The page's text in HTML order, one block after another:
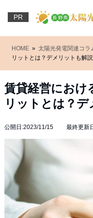
PR
HOME »太陽光発電関連コラ
リットとは？デメリットも解説
賃貸経営におけ
リットとは？デ
公開日:2023/11/15 最終更新